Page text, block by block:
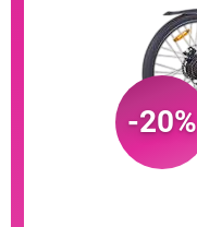
-20%